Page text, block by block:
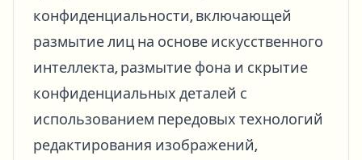
конфиденциальности, включающей
размытие лиц на основе искусственного
интеллекта, размытие фона и скрытие
конфиденциальных деталей с
использованием передовых технологий
редактирования изображений,